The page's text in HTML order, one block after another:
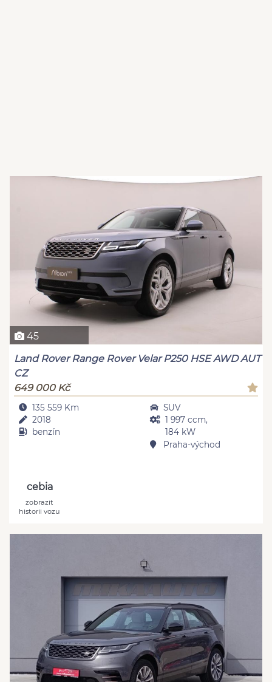
45
Land Rover Range Rover Velar P250 HSE AWD AUT
CZ
649 000 Kč
135 559 Km
2018
benzín
SUV
1 997 ccm,
184 kW
Praha-východ
cebia
zobrazit
historii vozu